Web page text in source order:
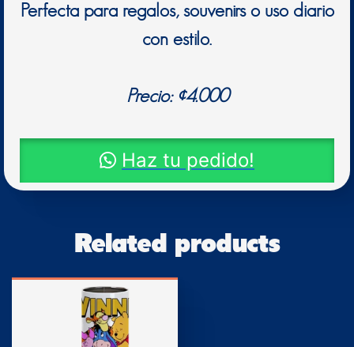
Perfecta para regalos, souvenirs o uso diario
con estilo.
Precio: ¢4.000
Haz tu pedido!
Related products